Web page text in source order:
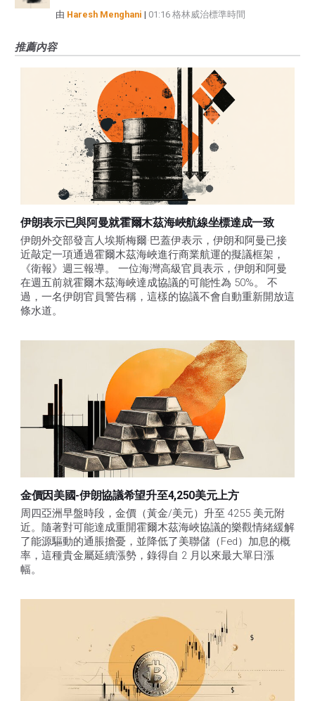
由 Haresh Menghani | 01:16 格林威治標準時間
推薦內容
伊朗表示已與阿曼就霍爾木茲海峽航線坐標達成一致
伊朗外交部發言人埃斯梅爾·巴蓋伊表示，伊朗和阿曼已接
近敲定一項通過霍爾木茲海峽進行商業航運的擬議框架，
《衛報》週三報導。 一位海灣高級官員表示，伊朗和阿曼
在週五前就霍爾木茲海峽達成協議的可能性為 50%。 不
過，一名伊朗官員警告稱，這樣的協議不會自動重新開放這
條水道。
金價因美國-伊朗協議希望升至4,250美元上方
周四亞洲早盤時段，金價（黃金/美元）升至 4255 美元附
近。隨著對可能達成重開霍爾木茲海峽協議的樂觀情緒緩解
了能源驅動的通脹擔憂，並降低了美聯儲（Fed）加息的概
率，這種貴金屬延續漲勢，錄得自 2 月以來最大單日漲
幅。